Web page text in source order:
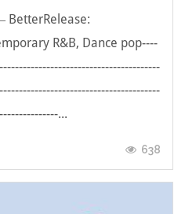
BetterRelease:
R&B, Dance pop----
...
638